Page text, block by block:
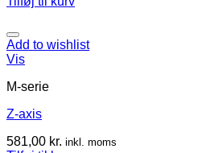
Add to wishlist
Vis
M-serie
Z-axis
581,00 kr. inkl. moms